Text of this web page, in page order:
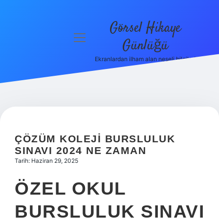
Hakkımızda
menüyü
Görsel Hikaye
Günlüğü
Ekranlardan ilham alan neşeli bilgiler!
ÇÖZÜM KOLEJI BURSLULUK
SINAVI 2024 NE ZAMAN
Tarih: Haziran 29, 2025
ÖZEL OKUL
BURSLULUK SINAVI